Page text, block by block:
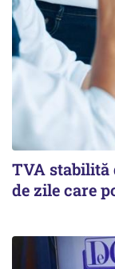
TVA stabilită
de zile care